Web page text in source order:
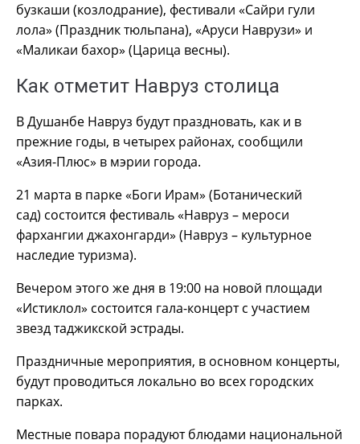
бузкаши (козлодрание), фестивали «Сайри гули
лола» (Праздник тюльпана), «Аруси Наврузи» и
«Маликаи бахор» (Царица весны).
Как отметит Навруз столица
В Душанбе Навруз будут праздновать, как и в
прежние годы, в четырех районах, сообщили
«Азия-Плюс» в мэрии города.
21 марта в парке «Боги Ирам» (Ботанический
сад) состоится фестиваль «Навруз – мероси
фархангии джахонгарди» (Навруз – культурное
наследие туризма).
Вечером этого же дня в 19:00 на новой площади
«Истиклол» состоится гала-концерт с участием
звезд таджикской эстрады.
Праздничные мероприятия, в основном концерты,
будут проводиться локально во всех городских
парках.
Местные повара порадуют блюдами национальной